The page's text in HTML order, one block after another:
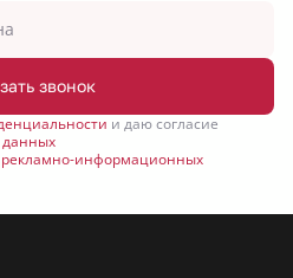
звонок
и даю согласие
данных
рекламно-информационных